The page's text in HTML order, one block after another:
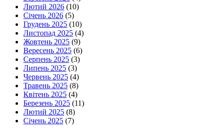
Лютий 2026 (10)
Січень 2026 (5)
Грудень 2025 (10)
Листопад 2025 (4)
Жовтень 2025 (9)
Вересень 2025 (6)
Серпень 2025 (3)
Липень 2025 (3)
Червень 2025 (4)
Травень 2025 (8)
Квітень 2025 (4)
Березень 2025 (11)
Лютий 2025 (8)
Січень 2025 (7)